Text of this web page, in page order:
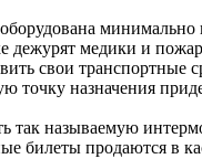
дежурят медики и
свои транспортные
назначения
так называемую
билеты продаются в